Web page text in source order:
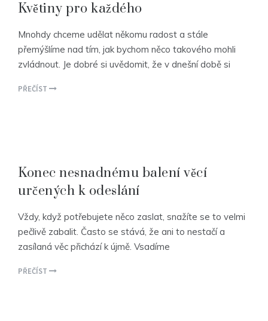
Květiny pro každého
Mnohdy chceme udělat někomu radost a stále
přemýšlíme nad tím, jak bychom něco takového mohli
zvládnout. Je dobré si uvědomit, že v dnešní době si
PŘEČÍST
Konec nesnadnému balení věcí
určených k odeslání
Vždy, když potřebujete něco zaslat, snažíte se to velmi
pečlivě zabalit. Často se stává, že ani to nestačí a
zasílaná věc přichází k újmě. Vsadíme
PŘEČÍST